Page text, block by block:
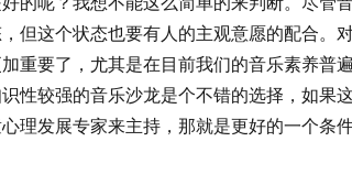
但这个状态也要有人的主观意愿的配合。
重要了，尤其是在目前我们的音乐素养普
性较强的音乐沙龙是个不错的选择，如果
理发展专家来主持，那就是更好的一个条件